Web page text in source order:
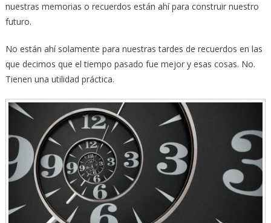
nuestras memorias o recuerdos están ahí para construir nuestro
futuro.
No están ahí solamente para nuestras tardes de recuerdos en las
que decimos que el tiempo pasado fue mejor y esas cosas. No.
Tienen una utilidad práctica.